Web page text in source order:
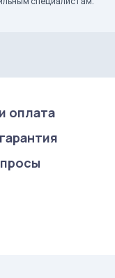
оплата